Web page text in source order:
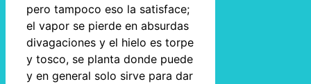
pero tampoco eso la satisface;
el vapor se pierde en absurdas
divagaciones y el hielo es torpe
y tosco, se planta donde puede
y en general solo sirve para dar